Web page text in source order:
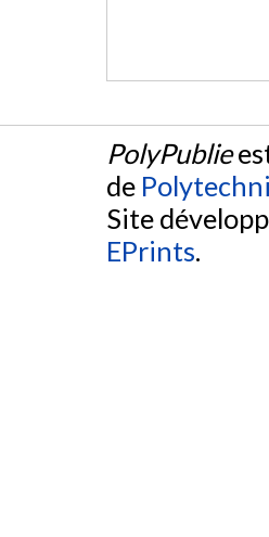
PolyPublie
de
Site
EPrints.